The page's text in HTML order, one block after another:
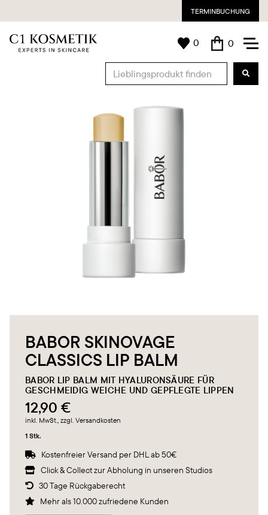
TERMINBUCHUNG
0 0
BABOR SKINOVAGE
CLASSICS LIP BALM
BABOR LIP BALM MIT HYALURONSÄURE FÜR
GESCHMEIDIG WEICHE UND GEPFLEGTE LIPPEN
12,90 €
inkl. MwSt., zzgl. Versandkosten
1 Stk.
 Kostenfreier Versand per DHL ab 50€
 Click & Collect zur Abholung in unseren Studios
 30 Tage Rückgaberecht
 Mehr als 10.000 zufriedene Kunden